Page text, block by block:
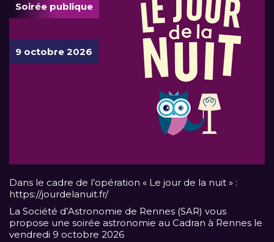
Soirée publique
9 octobre 2026
Dans le cadre de l’opération « Le jour de la nuit » :
https://jourdelanuit.fr/
La Société d’Astronomie de Rennes (SAR) vous
propose une soirée astronomie au Cadran à Rennes le
vendredi 9 octobre 2026